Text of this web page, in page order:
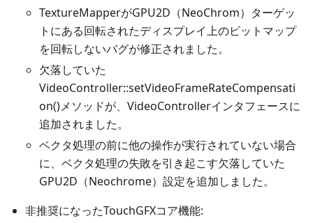
TextureMapperがGPU2D（NeoChrom）ターゲッ
トにある回転されたディスプレイ上のビットマップ
を回転しないバグが修正されました。
欠落していた
VideoController::setVideoFrameRateCompensati
on()メソッドが、VideoControllerインタフェースに
追加されました。
ベクタ処理の前に他の操作が実行されていない場合
に、ベクタ処理の失敗を引き起こす欠落していた
GPU2D（Neochrome）設定を追加しました。
非推奨になったTouchGFXコア機能: